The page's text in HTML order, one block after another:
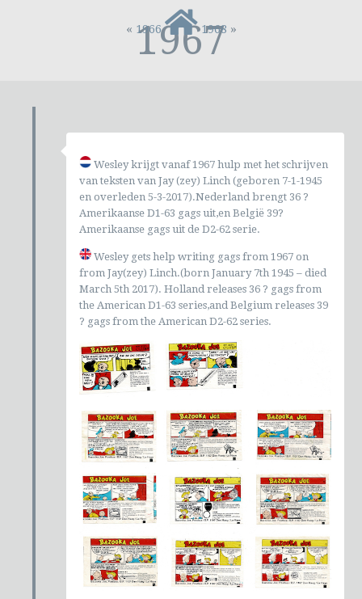
« 1966 1968 »
1967
Wesley krijgt vanaf 1967 hulp met het schrijven
van teksten van Jay (zey) Linch (geboren 7-1-1945
en overleden 5-3-2017).Nederland brengt 36 ?
Amerikaanse D1-63 gags uit,en België 39?
Amerikaanse gags uit de D2-62 serie.
Wesley gets help writing gags from 1967 on
from Jay(zey) Linch.(born January 7th 1945 – died
March 5th 2017). Holland releases 36 ? gags from
the American D1-63 series,and Belgium releases 39
? gags from the American D2-62 series.